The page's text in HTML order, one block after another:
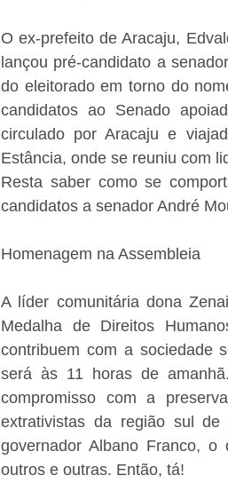
O ex-prefeito de Aracaju,
lançou pré-candidato a
do eleitorado em torno do
candidatos ao Senado
circulado por Aracaju e
Estância, onde se reuniu com
Resta saber como se
candidatos a senador André
Homenagem na Assembleia
A líder comunitária dona
Medalha de Direitos
contribuem com a sociedade
será às 11 horas de
compromisso com a
extrativistas da região sul
governador Albano Franco, o
outros e outras. Então, tá!